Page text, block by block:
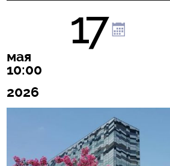
17
мая
10:00
2026